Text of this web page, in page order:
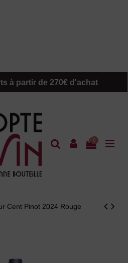
à partir de 270€ d'achat
0
Cent Pinot 2024 Rouge